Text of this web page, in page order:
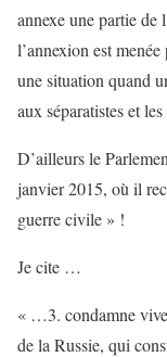
annexe une partie de
l’annexion est
une situation quand
aux séparatistes et
D’ailleurs le
janvier 2015, où il
guerre civile » !
Je cite …
« …3. condamne
de la Russie, qui